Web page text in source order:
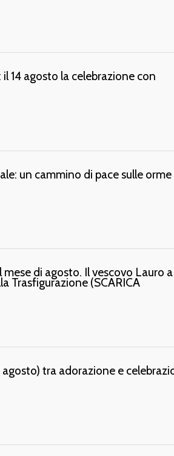
14 agosto la celebrazione con
un cammino di pace sulle
di agosto. Il vescovo Lauro a
Trasfigurazione (SCARICA
tra adorazione e